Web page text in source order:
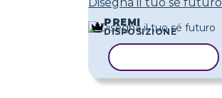
PREMI
DISPOSIZIONE